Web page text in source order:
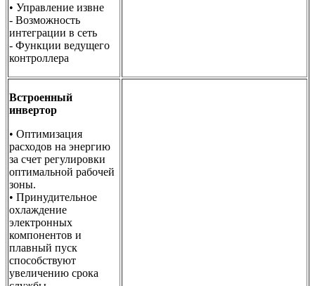
• Управление извне
- Возможность
интеграции в сеть
- Функции ведущего
контроллера
Встроенный
инвертор
• Оптимизация
расходов на энергию
за счет регулировки
оптимальной рабочей
зоны.
• Принудительное
охлаждение
электронных
компонентов и
плавный пуск
способствуют
увеличению срока